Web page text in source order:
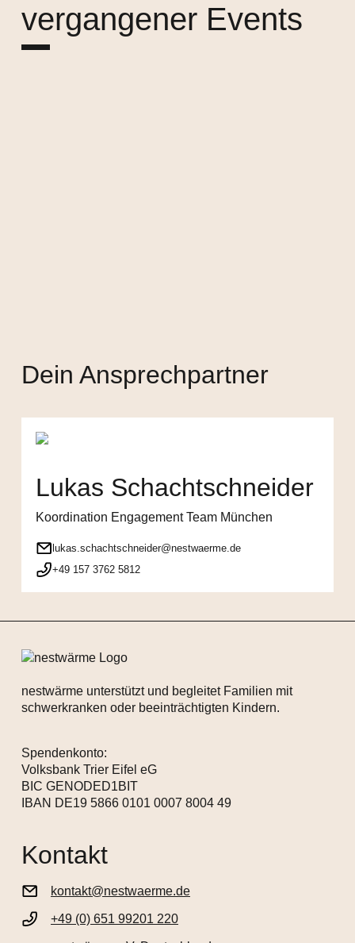
vergangener Events
Dein Ansprechpartner
Lukas Schachtschneider
Koordination Engagement Team München
lukas.schachtschneider@nestwaerme.de
+49 157 3762 5812
nestwärme unterstützt und begleitet Familien mit
schwerkranken oder beeinträchtigten Kindern.
Spendenkonto:
Volksbank Trier Eifel eG
BIC GENODED1BIT
IBAN DE19 5866 0101 0007 8004 49
Kontakt
kontakt@nestwaerme.de
+49 (0) 651 99201 220